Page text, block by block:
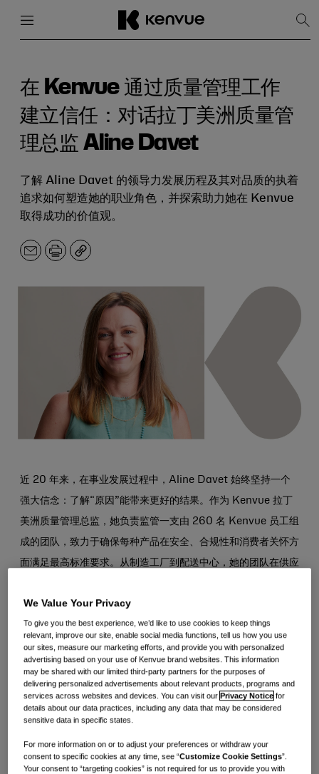
显
示
在 Kenvue 通过质量管理工作
建立信任：对话拉丁美洲质量管
理总监 Aline Davet
了解 Aline Davet 的领导力发展历程及其对品质的执着
追求如何塑造她的职业角色，并探索助力她在 Kenvue
取得成功的价值观。
电
邮
打
副
近 20 年来，在事业发展过程中，Aline Davet 始终坚持一个
强大信念：了解“原因”能带来更好的结果。作为 Kenvue 拉丁
美洲质量管理总监，她负责监管一支由 260 名 Kenvue 员工组
成的团队，致力于确保每种产品在安全、合规性和消费者关怀方
面满足最高标准要求。从制造工厂到配送中心，她的团队在供应
并提升我们标志性品牌组合的声誉。
我们最近与 Aline Davet 开展交谈，探索她在领导力发展方面
所经历的鼓舞人心的过程、她对在拉丁美洲指导合规性的见解，
以及推动她日常工作的核心价值观。
简单讲讲您在 Kenvue 的工作吧。
We Value Your Privacy
To give you the best experience, we’d like to use cookies to keep things
relevant, improve our site, enable social media functions, tell us how you use
our sites, measure our marketing efforts, and provide you with personalized
advertising based on your use of Kenvue brand websites. This information
may be shared with our limited third-party partners for the purposes of
delivering personalized advertisements about relevant products, programs and
services across websites and devices. You can visit our Privacy Notice for
details about our data practices, including any data that may be considered
sensitive data in specific states.
For more information on or to adjust your preferences or withdraw your
consent to specific cookies at any time, see “Customize Cookie Settings”.
Your consent to “targeting cookies” is not required for us to provide you with